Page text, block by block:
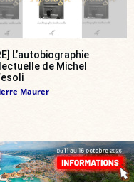
L’autobiographie
de Michel
Maurer